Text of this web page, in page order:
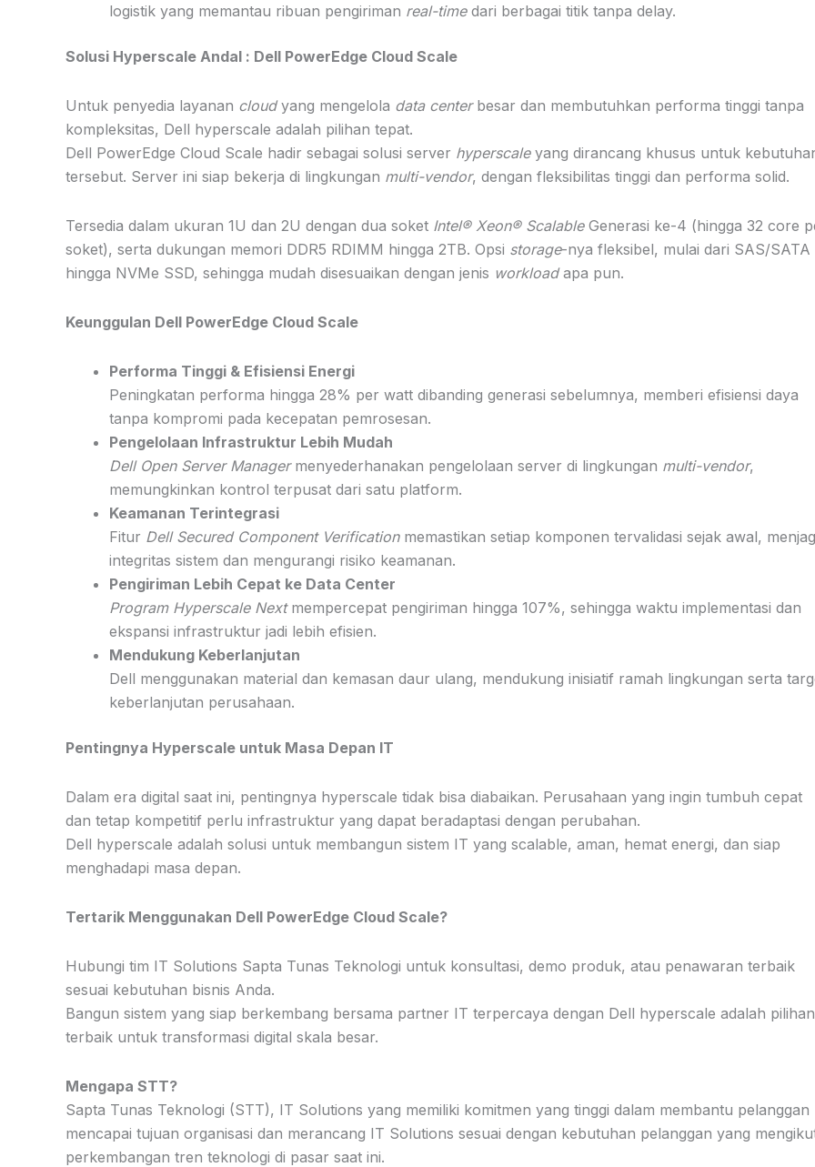
logistik yang memantau ribuan pengiriman real-timedari berbagai titik tanpa delay.
Solusi Hyperscale Andal : Dell PowerEdge Cloud Scale
Untuk penyedia layanan cloudyang mengelola data centerbesar dan membutuhkan performa tinggi tanpa
kompleksitas, Dell hyperscale adalah pilihan tepat.
Dell PowerEdge Cloud Scale hadir sebagai solusi server hyperscaleyang dirancang khusus untuk
tersebut. Server ini siap bekerja di lingkungan multi-vendor, dengan fleksibilitas tinggi dan performa solid.
Tersedia dalam ukuran 1U dan 2U dengan dua soket Intel® Xeon® ScalableGenerasi ke-4 (hingga 32 core
soket), serta dukungan memori DDR5 RDIMM hingga 2TB. Opsi storage-nya fleksibel, mulai dari SAS/SATA
hingga NVMe SSD, sehingga mudah disesuaikan dengan jenis workloadapa pun.
Keunggulan Dell PowerEdge Cloud Scale
Performa Tinggi & Efisiensi Energi
Peningkatan performa hingga 28% per watt dibanding generasi sebelumnya, memberi efisiensi daya
tanpa kompromi pada kecepatan pemrosesan.
Pengelolaan Infrastruktur Lebih Mudah
Dell Open Server Managermenyederhanakan pengelolaan server di lingkungan multi-vendor,
memungkinkan kontrol terpusat dari satu platform.
Keamanan Terintegrasi
Fitur Dell Secured Component Verificationmemastikan setiap komponen tervalidasi sejak awal,
integritas sistem dan mengurangi risiko keamanan.
Pengiriman Lebih Cepat ke Data Center
Program Hyperscale Nextmempercepat pengiriman hingga 107%, sehingga waktu implementasi dan
ekspansi infrastruktur jadi lebih efisien.
Mendukung Keberlanjutan
Dell menggunakan material dan kemasan daur ulang, mendukung inisiatif ramah lingkungan serta
keberlanjutan perusahaan.
Pentingnya Hyperscale untuk Masa Depan IT
Dalam era digital saat ini, pentingnya hyperscale tidak bisa diabaikan. Perusahaan yang ingin tumbuh cepat
dan tetap kompetitif perlu infrastruktur yang dapat beradaptasi dengan perubahan.
Dell hyperscale adalah solusi untuk membangun sistem IT yang scalable, aman, hemat energi, dan siap
menghadapi masa depan.
Tertarik Menggunakan Dell PowerEdge Cloud Scale?
Hubungi tim IT Solutions Sapta Tunas Teknologi untuk konsultasi, demo produk, atau penawaran terbaik
sesuai kebutuhan bisnis Anda.
Bangun sistem yang siap berkembang bersama partner IT terpercaya dengan Dell hyperscale adalah pilihan
terbaik untuk transformasi digital skala besar.
Mengapa STT?
Sapta Tunas Teknologi (STT), IT Solutions yang memiliki komitmen yang tinggi dalam membantu pelanggan
mencapai tujuan organisasi dan merancang IT Solutions sesuai dengan kebutuhan pelanggan yang
perkembangan tren teknologi di pasar saat ini.